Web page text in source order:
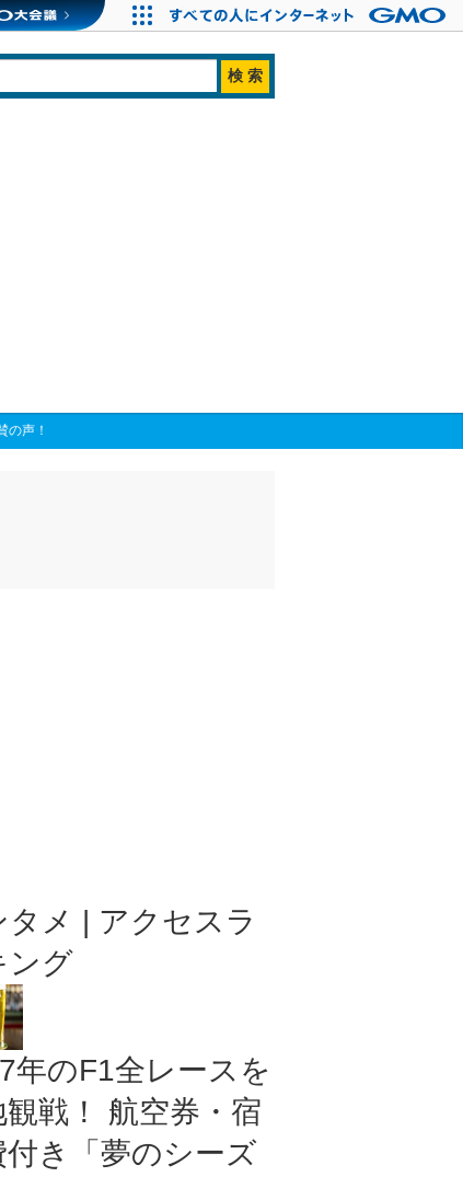
の声！
タメ | アクセスラ
ング
年のF1全レースを
観戦！ 航空券・宿
付き「夢のシーズ